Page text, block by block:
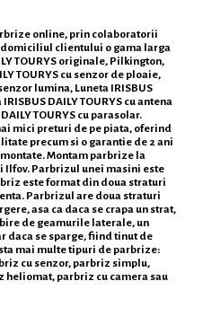
online, prin colaboratorii
clientului o gama larga
TOURYS originale, Pilkington,
TOURYS cu senzor de ploaie,
lumina, Luneta IRISBUS
DAILY TOURYS cu antena
TOURYS cu parasolar.
mici preturi de pe piata, oferind
precum si o garantie de 2 ani
Montam parbrize la
Parbrizul unei masini este
este format din doua straturi
Parbrizul are doua straturi
asa ca daca se crapa un strat,
de geamurile laterale, un
daca se sparge, fiind tinut de
mai multe tipuri de parbrize:
cu senzor, parbriz simplu,
heliomat, parbriz cu camera sau